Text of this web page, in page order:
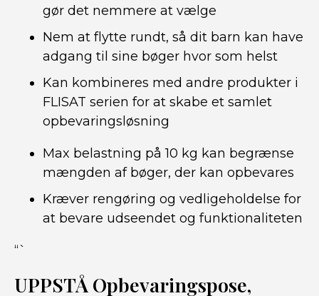
gør det nemmere at vælge
Nem at flytte rundt, så dit barn kan have
adgang til sine bøger hvor som helst
Kan kombineres med andre produkter i
FLISAT serien for at skabe et samlet
opbevaringsløsning
Max belastning på 10 kg kan begrænse
mængden af bøger, der kan opbevares
Kræver rengøring og vedligeholdelse for
at bevare udseendet og funktionaliteten
“`
UPPSTÅ Opbevaringspose,